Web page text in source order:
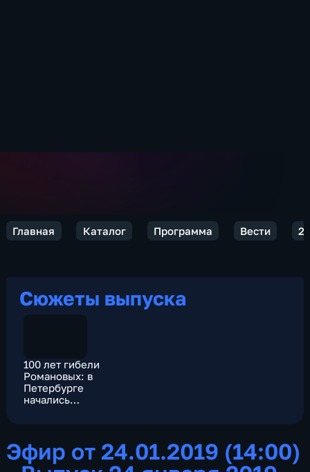
Главная Каталог Программа Вести
Сюжеты выпуска
100 лет гибели
Романовых: в
Петербурге
начались
Эфир от 24.01.2019 (14:00)